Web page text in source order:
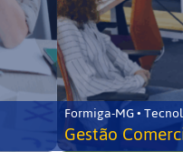
Formiga-MG •
Gestão